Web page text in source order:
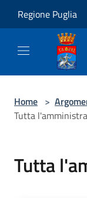
Regione Puglia
Home >
Tutta
Tutta